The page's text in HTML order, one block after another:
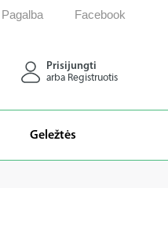
Pagalba Facebook
Geležtės
Prisijungti
arba Registruotis